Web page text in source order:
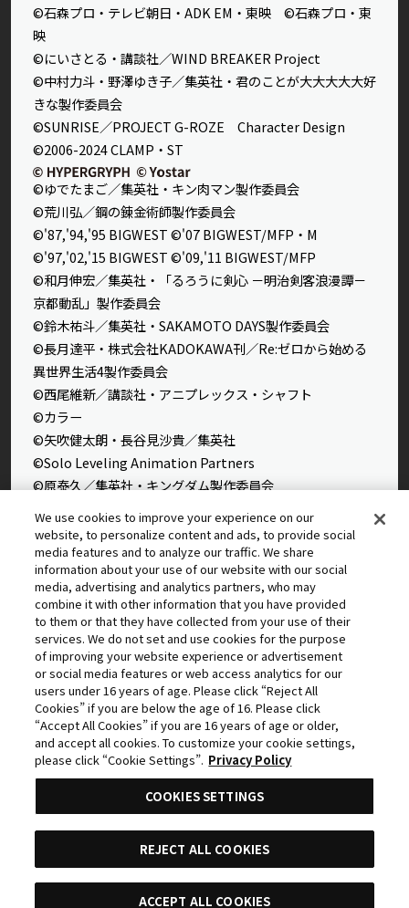
©石森プロ・テレビ朝日・ADK EM・東映 ©石森プロ・東
映
©にいさとる・講談社／WIND BREAKER Project
©中村力斗・野澤ゆき子／集英社・君のことが大大大大大好
きな製作委員会
©SUNRISE／PROJECT G-ROZE Character Design
©2006-2024 CLAMP・ST
©ゆでたまご／集英社・キン肉マン製作委員会
©荒川弘／鋼の錬金術師製作委員会
©'87,'94,'95 BIGWEST ©'07 BIGWEST/MFP・M
©'97,'02,'15 BIGWEST ©'09,'11 BIGWEST/MFP
©和月伸宏／集英社・「るろうに剣心 －明治剣客浪漫譚－
京都動乱」製作委員会
©鈴木祐斗／集英社・SAKAMOTO DAYS製作委員会
©長月達平・株式会社KADOKAWA刊／Re:ゼロから始める
異世界生活4製作委員会
©西尾維新／講談社・アニプレックス・シャフト
©カラー
©矢吹健太朗・長谷見沙貴／集英社
©Solo Leveling Animation Partners
©原泰久／集英社・キングダム製作委員会
©石田スイ／集英社・東京喰種：re製作委員会
©外薗健／集英社
©タカヒロ・竹村洋平／集英社・魔防隊広報部
©高橋留美子／小学館・読売テレビ・サンライズ 2009
©藤本タツキ／集英社・ＭＡＰＰＡ
© 2025 MAPPA／チェンソーマンプロジェクト ©藤本タツ
キ／集英社
©星野桂／集英社
©理不尽な孫の手/MFブックス/「無職転生Ⅲ」製作委員会
©逢沢大介・KADOKAWA刊／シャドウガーデン
©中島かずき・今石洋之・プロジェクト「グレンラガン」
©2011 5pb.／Nitroplus 未来ガジェット研究所
©河下水希／集英社
©荒木飛呂彦&LUCKY LAND COMMUNICATIONS/集英社・
ジョジョの奇妙な冒険THE ANIMATION PROJECT
We use cookies to improve your experience on our
website, to personalize content and ads, to provide social
media features and to analyze our traffic. We share
information about your use of our website with our social
media, advertising and analytics partners, who may
combine it with other information that you have provided
to them or that they have collected from your use of their
services. We do not set and use cookies for the purpose
of improving your website experience or advertisement
or social media features or web access analytics for our
users under 16 years of age. Please click “Reject All
Cookies” if you are below the age of 16. Please click
“Accept All Cookies” if you are 16 years of age or older,
and accept all cookies. To customize your cookie settings,
please click “Cookie Settings”. Privacy Policy
COOKIES SETTINGS
REJECT ALL COOKIES
ACCEPT ALL COOKIES